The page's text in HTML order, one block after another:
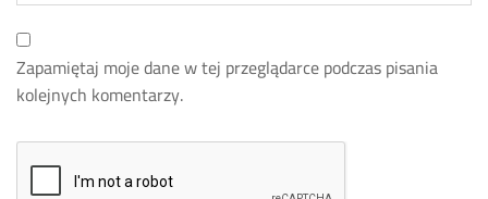
Zapamiętaj moje dane w tej przeglądarce podczas pisania
kolejnych komentarzy.